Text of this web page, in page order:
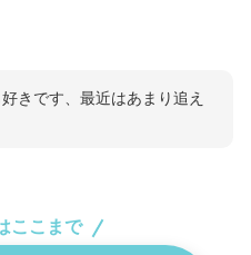
きです、最近はあまり追え
ここまで